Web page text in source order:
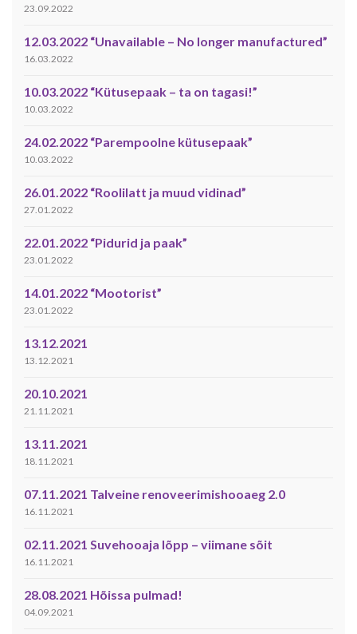
23.09.2022
12.03.2022 “Unavailable – No longer manufactured”
16.03.2022
10.03.2022 “Kütusepaak – ta on tagasi!”
10.03.2022
24.02.2022 “Parempoolne kütusepaak”
10.03.2022
26.01.2022 “Roolilatt ja muud vidinad”
27.01.2022
22.01.2022 “Pidurid ja paak”
23.01.2022
14.01.2022 “Mootorist”
23.01.2022
13.12.2021
13.12.2021
20.10.2021
21.11.2021
13.11.2021
18.11.2021
07.11.2021 Talveine renoveerimishooaeg 2.0
16.11.2021
02.11.2021 Suvehooaja lõpp – viimane sõit
16.11.2021
28.08.2021 Hõissa pulmad!
04.09.2021